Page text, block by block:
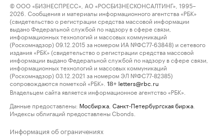
© ООО «БИЗНЕСПРЕСС», АО «РОСБИЗНЕСКОНСАЛТИНГ», 1995–
2026. Сообщения и материалы информационного агентства «РБК»
(свидетельство о регистрации средства массовой информации
выдано Федеральной службой по надзору в сфере связи,
информационных технологий и массовых коммуникаций
(Роскомнадзор) 09.12.2015 за номером ИА №ФС77-63848) и сетевого
издания «РБК» (свидетельство о регистрации средства массовой
информации выдано Федеральной службой по надзору в сфере связи,
информационных технологий и массовых коммуникаций
(Роскомнадзор) 03.12.2021 за номером ЭЛ №ФС77-82385)
сопровождаются пометкой «РБК».
18+ letters@rbc.ru
Владельцем сайта является информационное агентство «РБК».
Данные предоставлены: Мосбиржа Санкт-Петербургская биржа
Индексы облигаций предоставлены Cbonds.
Информация об ограничениях